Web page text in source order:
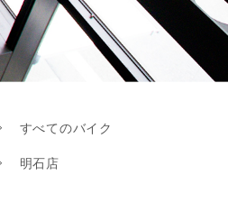
すべてのバイク
明石店